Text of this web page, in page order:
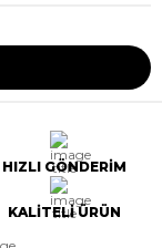
HIZLI GÖNDERİM
KALİTELİ ÜRÜN